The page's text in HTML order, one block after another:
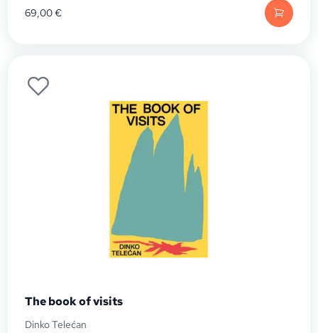
69,00€
The book of visits
Dinko Telećan